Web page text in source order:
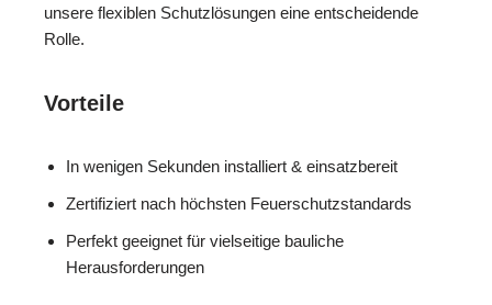
unsere flexiblen Schutzlösungen eine entscheidende
Rolle.
Vorteile
In wenigen Sekunden installiert & einsatzbereit
Zertifiziert nach höchsten Feuerschutzstandards
Perfekt geeignet für vielseitige bauliche
Herausforderungen